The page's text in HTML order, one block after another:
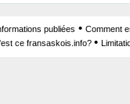
publiées • Comment
ce fransaskois.info? •